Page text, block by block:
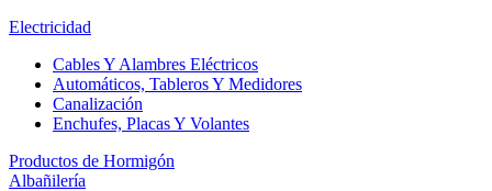
Electricidad
Cables Y Alambres Eléctricos
Automáticos, Tableros Y Medidores
Canalización
Enchufes, Placas Y Volantes
Productos de Hormigón
Albañilería